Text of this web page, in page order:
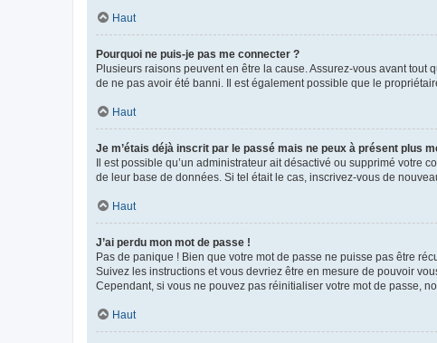
Haut
Pourquoi ne puis-je pas me connecter ?
Plusieurs raisons peuvent en être la cause. Assurez-vous avant tout
de ne pas avoir été banni. Il est également possible que le
Haut
Je m’étais déjà inscrit par le passé mais ne peux à présent plus
Il est possible qu’un administrateur ait désactivé ou supprimé votre
de leur base de données. Si tel était le cas, inscrivez-vous de
Haut
J’ai perdu mon mot de passe !
Pas de panique ! Bien que votre mot de passe ne puisse pas être
Suivez les instructions et vous devriez être en mesure de pouvoir
Cependant, si vous ne pouvez pas réinitialiser votre mot de passe,
Haut